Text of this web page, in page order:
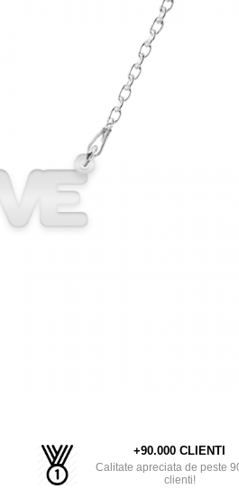
Facebook
+90.000 CLIENTI
Calitate apreciata de peste
clienti!